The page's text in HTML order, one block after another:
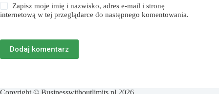
Zapisz moje imię i nazwisko, adres e-mail i stronę
internetową w tej przeglądarce do następnego komentowania.
Dodaj komentarz
Copyright © Businesswithoutlimits.pl 2026